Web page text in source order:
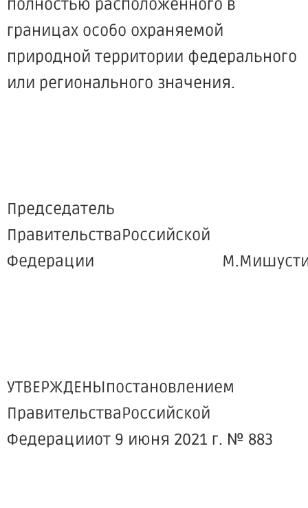
полностью расположенного в
границах особо охраняемой
природной территории федерального
или регионального значения.
Председатель
ПравительстваРоссийской
Федерации
УТВЕРЖДЕНЫпостановлением
ПравительстваРоссийской
Федерацииот 9 июня 2021 г. № 883